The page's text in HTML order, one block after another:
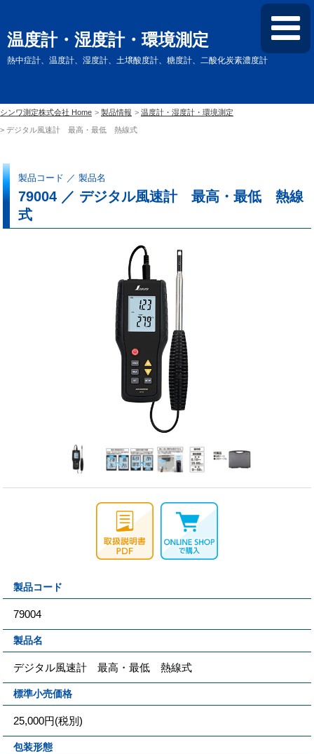
温度計・湿度計・環境測定
熱中症計、温度計、湿度計、土壌酸度計、糖度計、二酸化炭素濃度計
シンワ測定株式会社 Home 製品情報 温度計・湿度計・環境測定
デジタル風速計 最高・最低 熱線式
製品コード ／ 製品名
79004 ／ デジタル風速計 最高・最低 熱線
式
製品コード
79004
製品名
デジタル風速計 最高・最低 熱線式
標準小売価格
25,000円(税別)
包装形態